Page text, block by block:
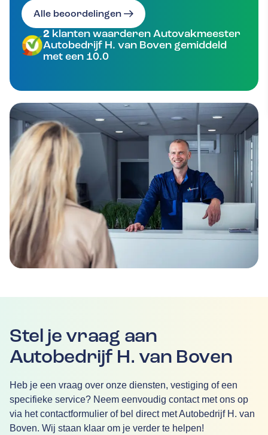
Alle beoordelingen
2 klanten waarderen Autovakmeester
Autobedrijf H. van Boven gemiddeld
met een 10.0
Stel je vraag aan
Autobedrijf H. van Boven
Heb je een vraag over onze diensten, vestiging of een
specifieke service? Neem eenvoudig contact met ons op
via het contactformulier of bel direct met Autobedrijf H. van
Boven. Wij staan klaar om je verder te helpen!